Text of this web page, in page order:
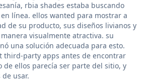
rbia shades estaba buscando
línea. ellos wanted para mostrar a
de su producto, sus diseños livianos y
visualmente atractiva. su
una solución adecuada para esto.
third-party apps antes de encontrar
ellos parecía ser parte del sitio, y
usar.